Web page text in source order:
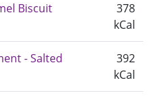
Biscuit
378
kCal
- Salted
392
kCal